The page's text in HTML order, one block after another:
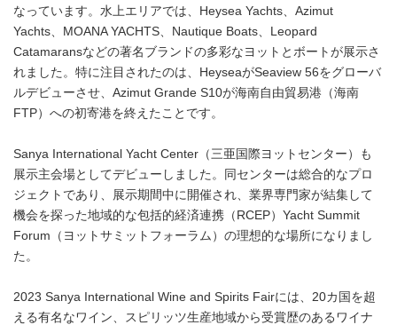
なっています。水上エリアでは、Heysea Yachts、Azimut
Yachts、MOANA YACHTS、Nautique Boats、Leopard
Catamaransなどの著名ブランドの多彩なヨットとボートが展示さ
れました。特に注目されたのは、HeyseaがSeaview 56をグローバ
ルデビューさせ、Azimut Grande S10が海南自由貿易港（海南
FTP）への初寄港を終えたことです。
Sanya International Yacht Center（三亜国際ヨットセンター）も
展示主会場としてデビューしました。同センターは総合的なプロ
ジェクトであり、展示期間中に開催され、業界専門家が結集して
機会を探った地域的な包括的経済連携（RCEP）Yacht Summit
Forum（ヨットサミットフォーラム）の理想的な場所になりまし
た。
2023 Sanya International Wine and Spirits Fairには、20カ国を超
える有名なワイン、スピリッツ生産地域から受賞歴のあるワイナ